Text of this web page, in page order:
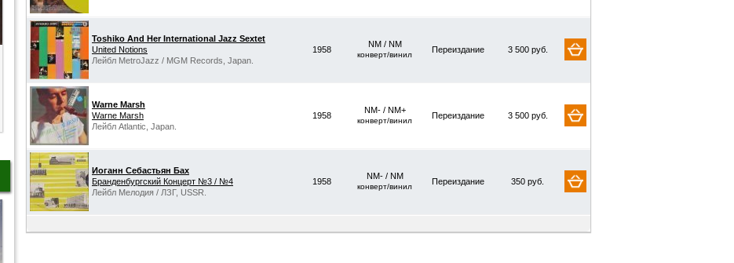
Toshiko And Her International Jazz Sextet
United Notions
Лейбл MetroJazz / MGM Records, Japan.
1958
NM / NM
конверт/винил
Переиздание 3 500 руб.
Warne Marsh
Warne Marsh
Лейбл Atlantic, Japan.
1958
NM- / NM+
конверт/винил
Переиздание 3 500 руб.
Иоганн Себастьян Бах
Бранденбургский Концерт №3 / №4
Лейбл Мелодия / ЛЗГ, USSR.
1958
NM- / NM
конверт/винил
Переиздание 350 руб.